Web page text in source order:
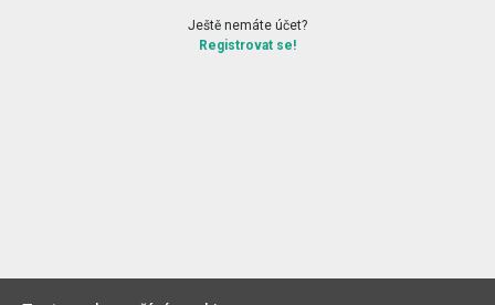
Ještě nemáte účet?
Registrovat se!